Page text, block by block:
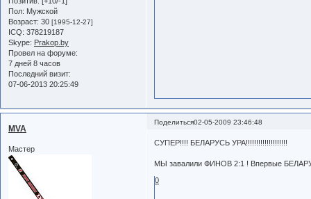
Пол: Мужской
Возраст: 30 [1995-12-27]
ICQ: 378219187
Skype: Prakop.by
Провел на форуме:
7 дней 8 часов
Последний визит:
07-06-2013 20:25:49
Поделиться02-05-2009 23:46:48
MVA
Мастер
СУПЕР!!!! БЕЛАРУСЬ УРА!!!!!!!!!!!!!!!!!!!!
МЫ завалили ФИНОВ 2:1 ! Впервые
0